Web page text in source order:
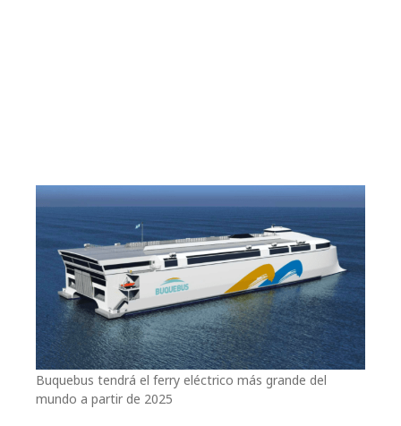
Buquebus tendrá el ferry eléctrico más grande del
mundo a partir de 2025